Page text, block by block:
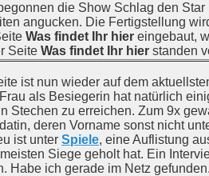
die Show Schlag den
angucken. Die Fertigstellung
Was findet Ihr hier eingebaut,
Seite Was findet Ihr hier standen
ist nun wieder auf dem
als Besiegerin hat natürlich
Stechen zu erreichen. Zum 9x
deren Vorname sonst nicht
ist unter Spiele, eine Auflistung
Siege geholt hat. Ein
Habe ich gerade im Netz